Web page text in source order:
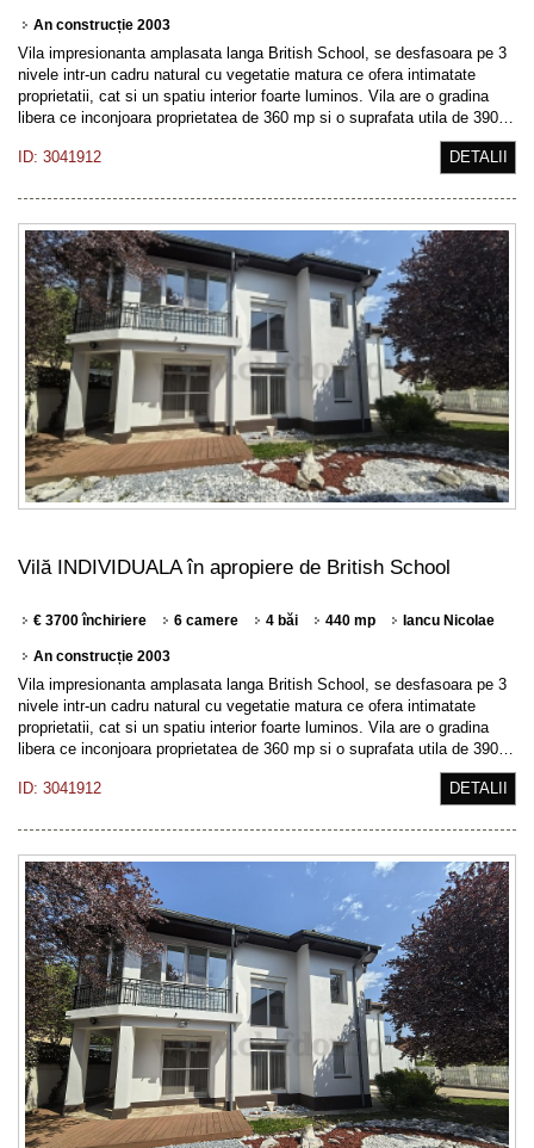
An construcție 2003
Vila impresionanta amplasata langa British School, se desfasoara pe 3
nivele intr-un cadru natural cu vegetatie matura ce ofera intimatate
proprietatii, cat si un spatiu interior foarte luminos. Vila are o gradina
libera ce inconjoara proprietatea de 360 mp si o suprafata utila de 390…
ID: 3041912 DETALII
Vilă INDIVIDUALA în apropiere de British School
€ 3700 închiriere 6 camere 4 băi 440 mp Iancu Nicolae
An construcție 2003
Vila impresionanta amplasata langa British School, se desfasoara pe 3
nivele intr-un cadru natural cu vegetatie matura ce ofera intimatate
proprietatii, cat si un spatiu interior foarte luminos. Vila are o gradina
libera ce inconjoara proprietatea de 360 mp si o suprafata utila de 390…
ID: 3041912 DETALII